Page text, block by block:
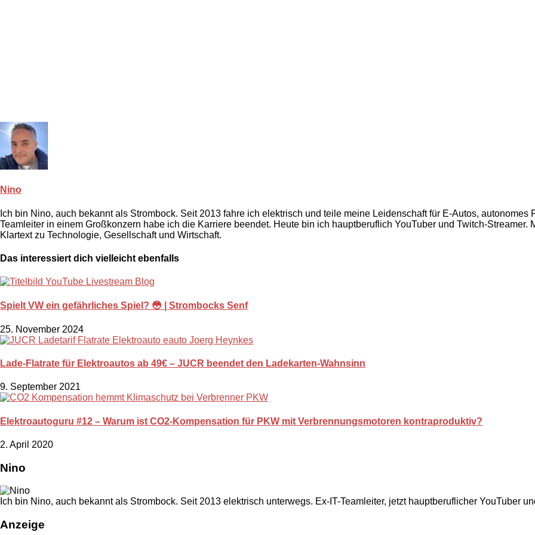
Nino
Ich bin Nino, auch bekannt als Strombock. Seit 2013 fahre ich elektrisch und teile meine Leidenschaft für E-Autos,
Teamleiter in einem Großkonzern habe ich die Karriere beendet. Heute bin ich hauptberuflich YouTuber und Twitch-
Klartext zu Technologie, Gesellschaft und Wirtschaft.
Das interessiert dich vielleicht ebenfalls
Spielt VW ein gefährliches Spiel? 😳 | Strombocks Senf
25. November 2024
Lade-Flatrate für Elektroautos ab 49€ – JUCR beendet den Ladekarten-Wahnsinn
9. September 2021
Elektroautoguru #12 – Warum ist CO2-Kompensation für PKW mit Verbrennungsmotoren kontraproduktiv?
2. April 2020
Nino
Ich bin Nino, auch bekannt als Strombock. Seit 2013 elektrisch unterwegs. Ex-IT-Teamleiter, jetzt hauptberuflicher YouTuber
Anzeige